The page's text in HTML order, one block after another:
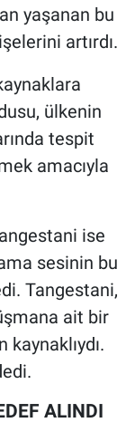
yaşanan bu
artırdı.
ülkenin
tespit
amacıyla
ise
sesinin bu
Tangestani,
ait bir
ALINDI